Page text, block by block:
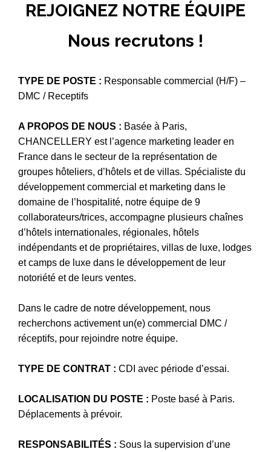
REJOIGNEZ NOTRE ÉQUIPE
Nous recrutons !
TYPE DE POSTE : Responsable commercial (H/F) –
DMC / Receptifs
A PROPOS DE NOUS : Basée à Paris,
CHANCELLERY est l’agence marketing leader en
France dans le secteur de la représentation de
groupes hôteliers, d’hôtels et de villas. Spécialiste du
développement commercial et marketing dans le
domaine de l’hospitalité, notre équipe de 9
collaborateurs/trices, accompagne plusieurs chaînes
d’hôtels internationales, régionales, hôtels
indépendants et de propriétaires, villas de luxe, lodges
et camps de luxe dans le développement de leur
notoriété et de leurs ventes.
Dans le cadre de notre développement, nous
recherchons activement un(e) commercial DMC /
réceptifs, pour rejoindre notre équipe.
TYPE DE CONTRAT : CDI avec période d’essai.
LOCALISATION DU POSTE : Poste basé à Paris.
Déplacements à prévoir.
RESPONSABILITÉS : Sous la supervision d’une